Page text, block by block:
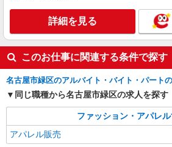
詳細を見る
このお仕事に関連する条件で探す
名古屋市緑区のアルバイト・バイト・パート
同じ職種から名古屋市緑区の求人を探す
ファッション・アパレ
アパレル販売